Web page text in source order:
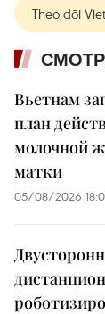
Theo dõi
Вьетнам
план
молочной
матки
05/08/2026